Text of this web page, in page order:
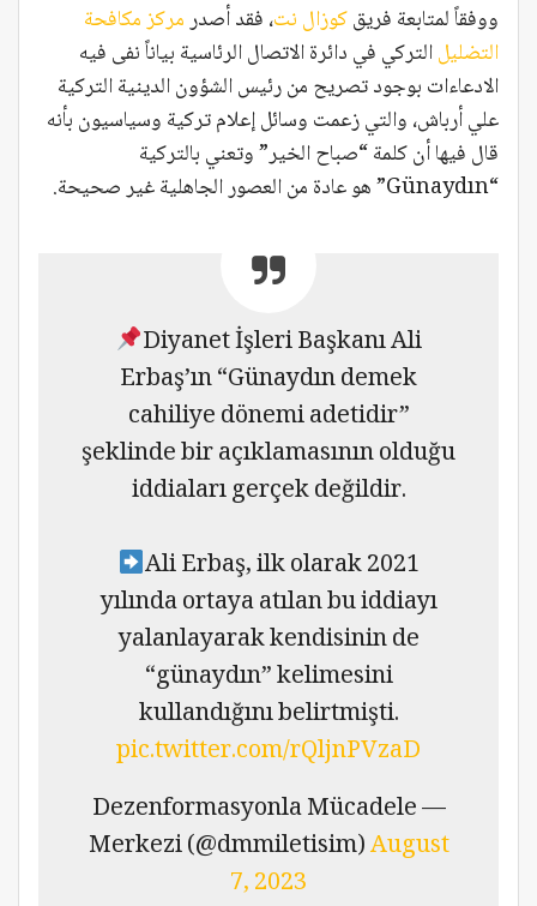
ووفقاً لمتابعة فريقكوزال نت، فقد أصدرمركز مكافحة
التضليلالتركي في دائرة الاتصال الرئاسية بياناً نفى فيه
الادعاءات بوجود تصريح من رئيس الشؤون الدينية التركية
علي أرباش، والتي زعمت وسائل إعلام تركية وسياسيون بأنه
قال فيها أن كلمة “صباح الخير” وتعني بالتركية
“Günaydın” هو عادة من العصور الجاهلية غير صحيحة.
Diyanet İşleri Başkanı Ali
Erbaş’ın “Günaydın demek
cahiliye dönemi adetidir”
şeklinde bir açıklamasının olduğu
iddiaları gerçek değildir.
Ali Erbaş, ilk olarak 2021
yılında ortaya atılan bu iddiayı
yalanlayarak kendisinin de
“günaydın” kelimesini
kullandığını belirtmişti.
pic.twitter.com/rQljnPVzaD
— Dezenformasyonla Mücadele
Merkezi (@dmmiletisim)August
7, 2023